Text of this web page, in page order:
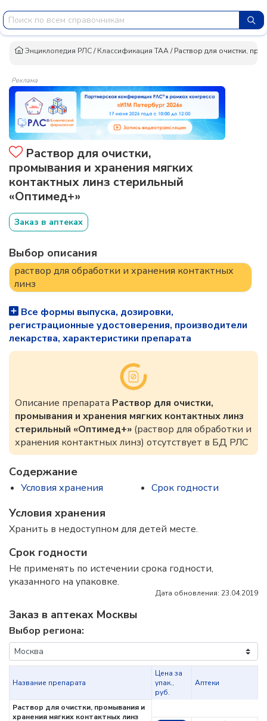
Энциклопедия РЛС/Классификация ТАА/Раствор для очистки,
Реклама
Раствор для очистки,
промывания и хранения мягких
контактных линз стерильный
«Оптимед+»
Заказ в аптеках
Выбор описания
раствор для обработки и хранения контактных
линз
Все формы выпуска, дозировки,
регистрационные удостоверения, производители
лекарства, характеристики препарата
Описание препарата Раствор для очистки,
промывания и хранения мягких контактных линз
стерильный «Оптимед+» (раствор для обработки и
хранения контактных линз) отсутствует в БД РЛС
Содержание
Условия хранения Срок годности
Условия хранения
Хранить в недоступном для детей месте.
Срок годности
Не применять по истечении срока годности,
указанного на упаковке.
Дата обновления: 23.04.2019
Заказ в аптеках Москвы
Выбор региона:
Название препарата
Цена за
упак.,
руб.
Аптеки
Раствор для очистки, промывания и
хранения мягких контактных линз